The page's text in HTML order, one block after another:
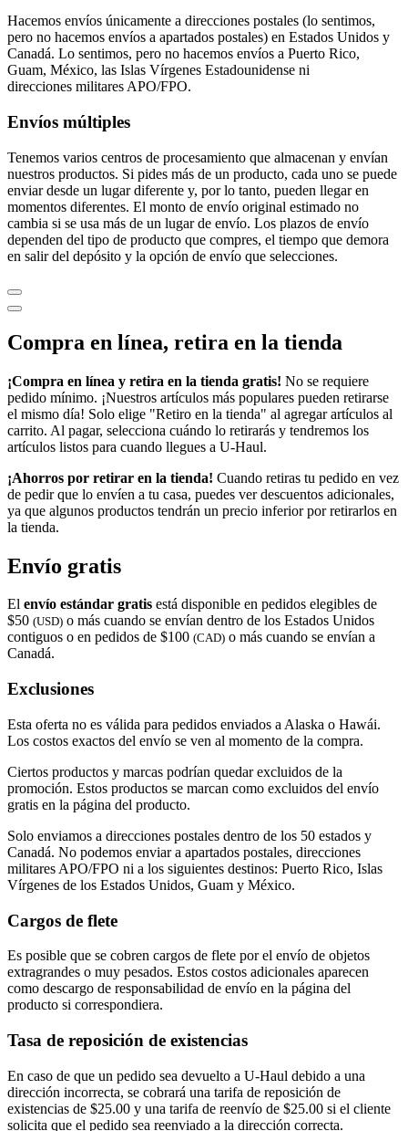
Hacemos envíos únicamente a direcciones postales (lo sentimos,
pero no hacemos envíos a apartados postales) en Estados Unidos y
Canadá. Lo sentimos, pero no hacemos envíos a Puerto Rico,
Guam, México, las Islas Vírgenes Estadounidense ni
direcciones militares APO/FPO.
Envíos múltiples
Tenemos varios centros de procesamiento que almacenan y envían
nuestros productos. Si pides más de un producto, cada uno se puede
enviar desde un lugar diferente y, por lo tanto, pueden llegar en
momentos diferentes. El monto de envío original estimado no
cambia si se usa más de un lugar de envío. Los plazos de envío
dependen del tipo de producto que compres, el tiempo que demora
en salir del depósito y la opción de envío que selecciones.
Compra en línea, retira en la tienda
¡Compra en línea y retira en la tienda gratis! No se requiere
pedido mínimo. ¡Nuestros artículos más populares pueden retirarse
el mismo día! Solo elige "Retiro en la tienda" al agregar artículos al
carrito. Al pagar, selecciona cuándo lo retirarás y tendremos los
artículos listos para cuando llegues a U-Haul.
¡Ahorros por retirar en la tienda! Cuando retiras tu pedido en vez
de pedir que lo envíen a tu casa, puedes ver descuentos adicionales,
ya que algunos productos tendrán un precio inferior por retirarlos en
la tienda.
Envío gratis
El envío estándar gratis está disponible en pedidos elegibles de
$50 (USD) o más cuando se envían dentro de los Estados Unidos
contiguos o en pedidos de $100 (CAD) o más cuando se envían a
Canadá.
Exclusiones
Esta oferta no es válida para pedidos enviados a Alaska o Hawái.
Los costos exactos del envío se ven al momento de la compra.
Ciertos productos y marcas podrían quedar excluidos de la
promoción. Estos productos se marcan como excluidos del envío
gratis en la página del producto.
Solo enviamos a direcciones postales dentro de los 50 estados y
Canadá. No podemos enviar a apartados postales, direcciones
militares APO/FPO ni a los siguientes destinos: Puerto Rico, Islas
Vírgenes de los Estados Unidos, Guam y México.
Cargos de flete
Es posible que se cobren cargos de flete por el envío de objetos
extragrandes o muy pesados. Estos costos adicionales aparecen
como descargo de responsabilidad de envío en la página del
producto si correspondiera.
Tasa de reposición de existencias
En caso de que un pedido sea devuelto a U-Haul debido a una
dirección incorrecta, se cobrará una tarifa de reposición de
existencias de $25.00 y una tarifa de reenvío de $25.00 si el cliente
solicita que el pedido sea reenviado a la dirección correcta.